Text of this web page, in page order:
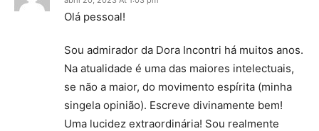
Olá pessoal!
Sou admirador da Dora Incontri há muitos anos.
Na atualidade é uma das maiores intelectuais,
se não a maior, do movimento espírita (minha
singela opinião). Escreve divinamente bem!
Uma lucidez extraordinária! Sou realmente